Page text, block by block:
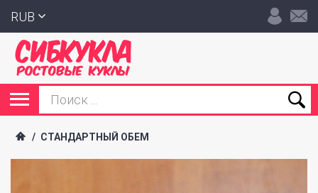
RUB
/ СТАНДАРТНЫЙ ОБЕМ